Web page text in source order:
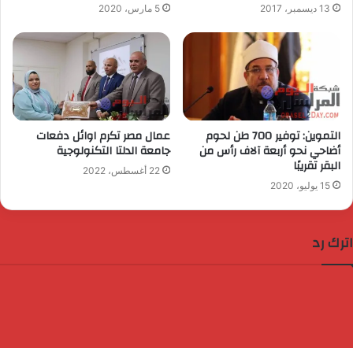
13 ديسمبر، 2017 5 مارس، 2020
التموين: توفير 700 طن لحوم
أضاحي نحو أربعة آلاف رأس من
البقر تقريبًا
15 يوليو، 2020
عمال مصر تكرم اوائل دفعات
جامعة الدلتا التكنولوجية
22 أغسطس، 2022
اترك رد